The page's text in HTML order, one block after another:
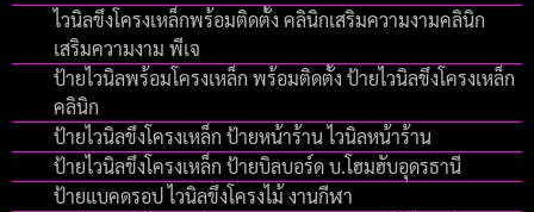
ไวนิลขึงโครงเหล็กพร้อมติดตั้ง คลินิกเสริมความงามคลินิก
เสริมความงาม พีเจ
ป้ายไวนิลพร้อมโครงเหล็ก พร้อมติดตั้ง ป้ายไวนิลขึงโครงเหล็ก
คลินิก
ป้ายไวนิลขึงโครงเหล็ก ป้ายหน้าร้าน ไวนิลหน้าร้าน
ป้ายไวนิลขึงโครงเหล็ก ป้ายบิลบอร์ด บ.โฮมฮับอุดรธานี
ป้ายแบคดรอป ไวนิลขึงโครงไม้ งานกีฬา